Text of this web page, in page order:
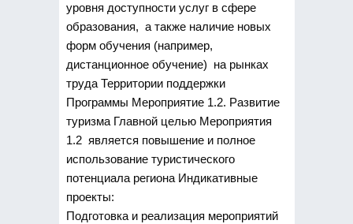
уровня доступности услуг в сфере
образования, а также наличие новых
форм обучения (например,
дистанционное обучение) на рынках
труда Территории поддержки
Программы Мероприятие 1.2. Развитие
туризма Главной целью Мероприятия
1.2 является повышение и полное
использование туристического
потенциала региона Индикативные
проекты:
Подготовка и реализация мероприятий